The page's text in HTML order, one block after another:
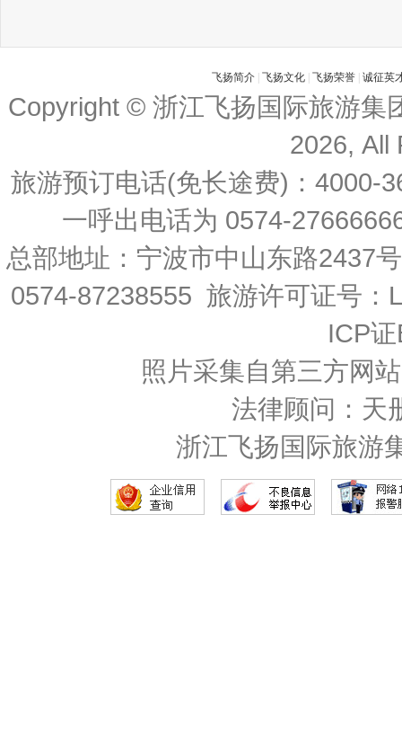
飞扬简介 飞扬文化 飞扬荣誉 诚征英
Copyright © 浙江飞扬国际旅游集
2026, All
旅游预订电话(免长途费)：4000-
一呼出电话为 0574-
总部地址：宁波市中山东路2437
0574-87238555 旅游许可证号
ICP
照片采集自第三方网
法律顾问：天
浙江飞扬国际旅游